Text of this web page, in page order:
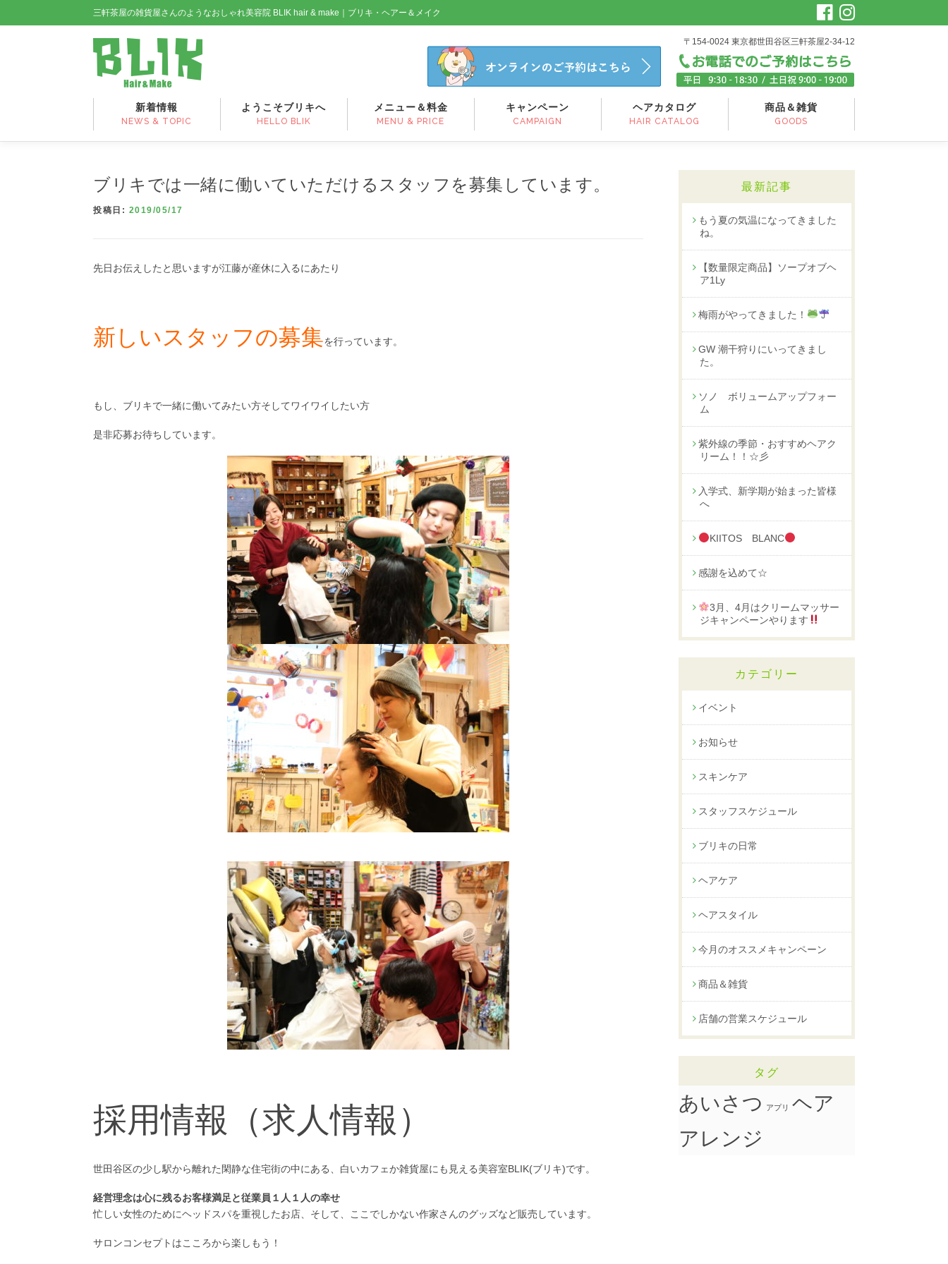
ン
三軒茶屋の雑貨屋さんのようなおしゃれ美容院 BLIK hair & make｜ブリキ・ヘアー＆メイク
〒154-0024 東京都世田谷区三軒茶屋2-34-12
新着情報
NEWS & TOPIC
ようこそブリキへ
HELLO BLIK
メニュー＆料金
MENU & PRICE
キャンペーン
CAMPAIGN
ヘアカタログ
HAIR CATALOG
商品＆雑貨
GOODS
ブリキでは一緒に働いていただけるスタッフを募集しています。
投稿日: 2019/05/17
先日お伝えしたと思いますが江藤が産休に入るにあたり
新しいスタッフの募集を行っています。
もし、ブリキで一緒に働いてみたい方そしてワイワイしたい方
是非応募お待ちしています。
採用情報（求人情報）
世田谷区の少し駅から離れた閑静な住宅街の中にある、白いカフェか雑貨屋にも見える美容室BLIK(ブリキ)です。
経営理念は心に残るお客様満足と従業員１人１人の幸せ
忙しい女性のためにヘッドスパを重視したお店、そして、ここでしかない作家さんのグッズなど販売しています。
サロンコンセプトはこころから楽しもう！
最新記事
もう夏の気温になってきました
ね。
【数量限定商品】ソープオブヘ
ア1Ly
梅雨がやってきました！
GW 潮干狩りにいってきまし
た。
ソノ ボリュームアップフォー
ム
紫外線の季節・おすすめヘアク
リーム！！☆彡
入学式、新学期が始まった皆様
へ
KIITOS BLANC
感謝を込めて☆
3月、4月はクリームマッサー
ジキャンペーンやります
カテゴリー
イベント
お知らせ
スキンケア
スタッフスケジュール
ブリキの日常
ヘアケア
ヘアスタイル
今月のオススメキャンペーン
商品＆雑貨
店舗の営業スケジュール
タグ
あいさつ アプリ ヘア
アレンジ